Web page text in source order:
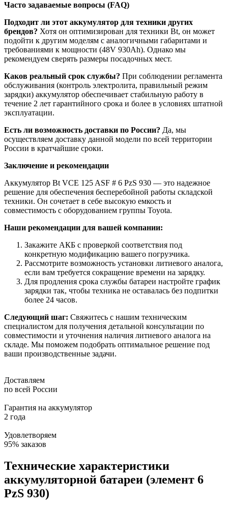
Часто задаваемые вопросы (FAQ)
Подходит ли этот аккумулятор для техники других
брендов? Хотя он оптимизирован для техники Bt, он может
подойти к другим моделям с аналогичными габаритами и
требованиями к мощности (48V 930Ah). Однако мы
рекомендуем сверять размеры посадочных мест.
Каков реальный срок службы? При соблюдении регламента
обслуживания (контроль электролита, правильный режим
зарядки) аккумулятор обеспечивает стабильную работу в
течение 2 лет гарантийного срока и более в условиях штатной
эксплуатации.
Есть ли возможность доставки по России? Да, мы
осуществляем доставку данной модели по всей территории
России в кратчайшие сроки.
Заключение и рекомендации
Аккумулятор Bt VCE 125 ASF # 6 PzS 930 — это надежное
решение для обеспечения бесперебойной работы складской
техники. Он сочетает в себе высокую емкость и
совместимость с оборудованием группы Toyota.
Наши рекомендации для вашей компании:
Закажите АКБ с проверкой соответствия под
конкретную модификацию вашего погрузчика.
Рассмотрите возможность установки литиевого аналога,
если вам требуется сокращение времени на зарядку.
Для продления срока службы батареи настройте график
зарядки так, чтобы техника не оставалась без подпитки
более 24 часов.
Следующий шаг: Свяжитесь с нашим техническим
специалистом для получения детальной консультации по
совместимости и уточнения наличия литиевого аналога на
складе. Мы поможем подобрать оптимальное решение под
ваши производственные задачи.
Доставляем
по всей России
Гарантия на аккумулятор
2 года
Удовлетворяем
95% заказов
Технические характеристики
аккумуляторной батареи (элемент 6
PzS 930)